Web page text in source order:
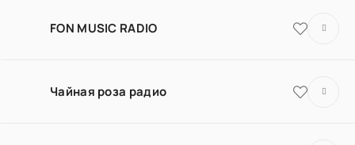
FON MUSIC RADIO
Чайная роза радио